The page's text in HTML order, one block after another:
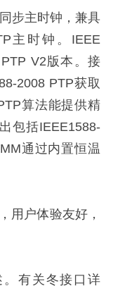
步主时钟，兼具
主时钟。IEEE
V2版本。接
2008 PTP获取
算法能提供精
包括IEEE1588-
通过内置恒温
用户体验友好，
有关冬接口详